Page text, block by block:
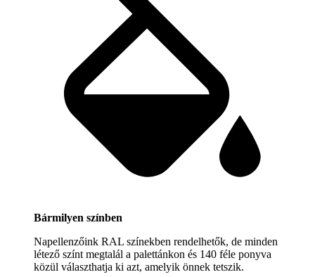
Bármilyen színben
Napellenzőink RAL színekben rendelhetők, de minden
létező színt megtalál a palettánkon és 140 féle ponyva
közül választhatja ki azt, amelyik önnek tetszik.